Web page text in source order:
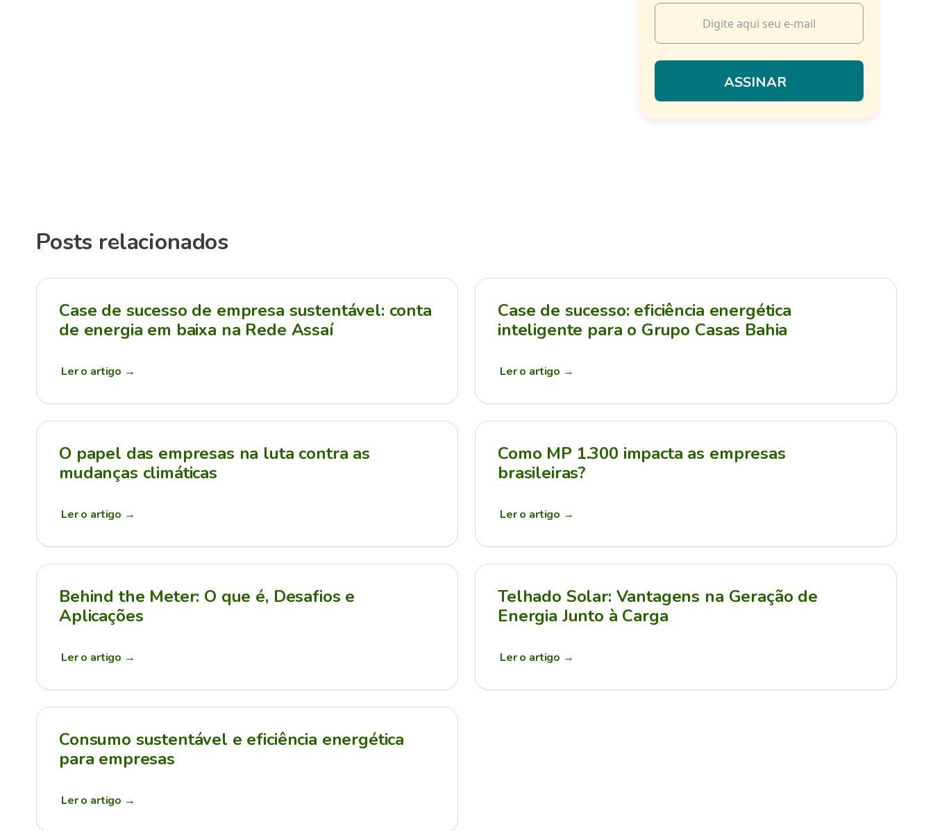
Posts relacionados
Case de sucesso de empresa sustentável: conta
de energia em baixa na Rede Assaí
Ler o artigo →
Case de sucesso: eficiência energética
inteligente para o Grupo Casas Bahia
Ler o artigo →
O papel das empresas na luta contra as
mudanças climáticas
Ler o artigo →
Como MP 1.300 impacta as empresas
brasileiras?
Ler o artigo →
Behind the Meter: O que é, Desafios e
Aplicações
Ler o artigo →
Telhado Solar: Vantagens na Geração de
Energia Junto à Carga
Ler o artigo →
Consumo sustentável e eficiência energética
para empresas
Ler o artigo →